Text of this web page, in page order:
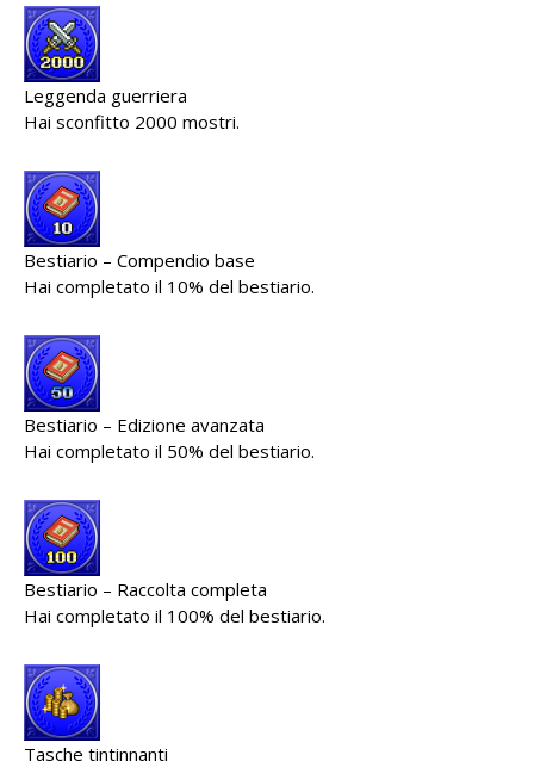
Leggenda guerriera
Hai sconfitto 2000 mostri.
Bestiario – Compendio base
Hai completato il 10% del bestiario.
Bestiario – Edizione avanzata
Hai completato il 50% del bestiario.
Bestiario – Raccolta completa
Hai completato il 100% del bestiario.
Tasche tintinnanti